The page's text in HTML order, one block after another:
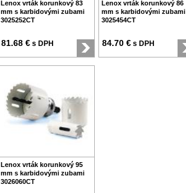
Lenox vrták korunkový 83
mm s karbidovými zubami
3025252CT
81.68 € s DPH
Lenox vrták korunkový 86
mm s karbidovými zubami
3025454CT
84.70 € s DPH
Lenox vrták korunkový 95
mm s karbidovými zubami
3026060CT